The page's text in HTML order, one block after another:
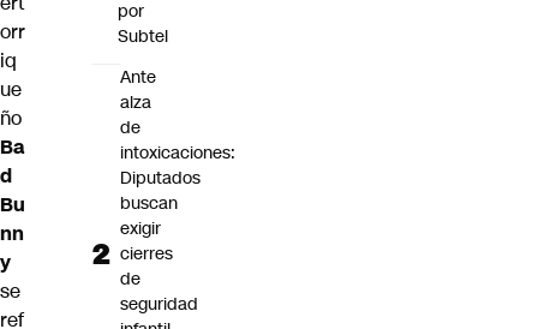
orr
iq
ue
ño
Ba
d
Bu
nn
y
se
ref
por
Subtel
Ante
alza
de
intoxicaciones:
Diputados
buscan
exigir
cierres
de
seguridad